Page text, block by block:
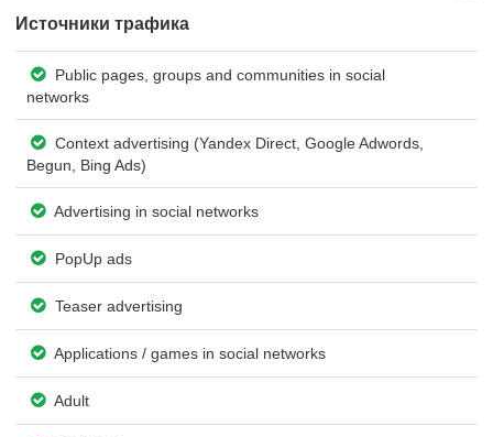
Источники трафика
Public pages, groups and communities in social
networks
Context advertising (Yandex Direct, Google Adwords,
Begun, Bing Ads)
Advertising in social networks
PopUp ads
Teaser advertising
Applications / games in social networks
Adult